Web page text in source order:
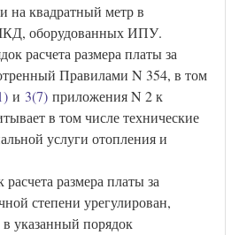
на квадратный метр в
оборудованных ИПУ.
расчета размера платы за
Правилами N 354, в том
и 3(7) приложения N 2 к
в том числе технические
услуги отопления и
размера платы за
степени урегулирован,
указанный порядок